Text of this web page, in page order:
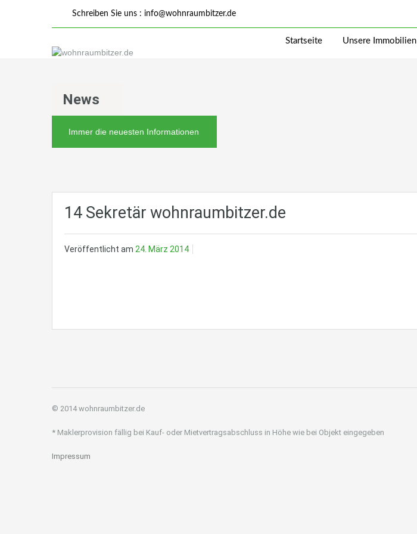
Schreiben Sie uns : info@wohnraumbitzer.de
Startseite Unsere Immobilien
News
Immer die neuesten Informationen
14 Sekretär wohnraumbitzer.de
Veröffentlicht am 24. März 2014
© 2014 wohnraumbitzer.de
* Maklerprovision fällig bei Kauf- oder Mietvertragsabschluss in Höhe wie bei Objekt eingegeben
Impressum